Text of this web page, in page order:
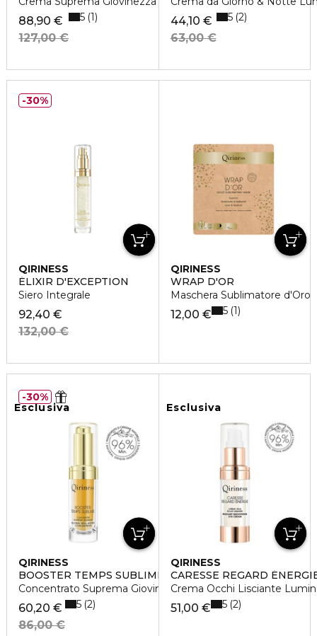
88,90 €
127,00 €
5 1
44,10 €
63,00 €
5 2
QIRINESS
ÉLIXIR D'EXCEPTION
Siero Integrale
92,40 €
132,00 €
30%
QIRINESS
WRAP D'OR
Maschera Sublimatore d'Oro
12,00 € 5 1
Esclusiva
QIRINESS
BOOSTER TEMPS SUBLIME
Concentrato Suprema Giovinezza
60,20 €
86,00 €
5 2
30%
Esclusiva
QIRINESS
CARESSE REGARD
Crema Occhi Lisciante
51,00 € 5 2